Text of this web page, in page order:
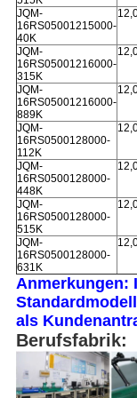
JQM-
16RS05001215000-
40K
JQM-
16RS05001216000-
315K
JQM-
16RS05001216000-
889K
JQM-
16RS0500128000-
112K
JQM-
16RS0500128000-
448K
JQM-
16RS0500128000-
515K
JQM-
16RS0500128000-
631K
Anmerkungen:
als
Berufsfabrik: